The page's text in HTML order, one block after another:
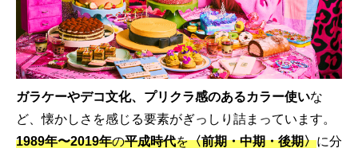
ガラケーやデコ文化、プリクラ感のあるカラー使いな
ど、懐かしさを感じる要素がぎっしり詰まっています。
1989年〜2019年の平成時代を〈前期・中期・後期〉に分